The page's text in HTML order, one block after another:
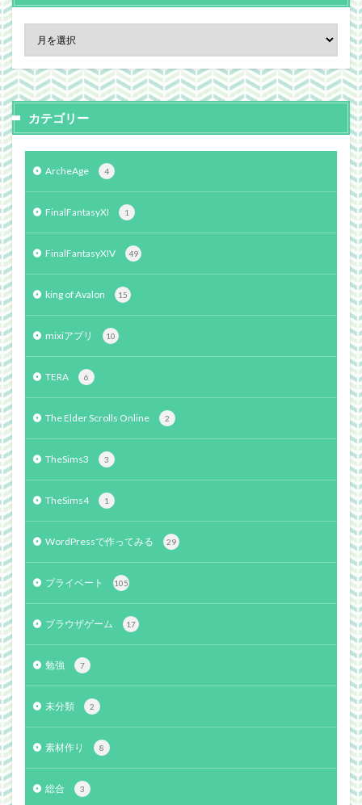
カテゴリー
ArcheAge 4
FinalFantasyXI 1
FinalFantasyXIV 49
king of Avalon 15
mixiアプリ 10
TERA 6
The Elder Scrolls Online 2
TheSims3 3
TheSims4 1
WordPressで作ってみる 29
プライベート 105
ブラウザゲーム 17
勉強 7
未分類 2
素材作り 8
総合 3